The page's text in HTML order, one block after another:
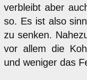
verbleibt aber
so. Es ist also
zu senken.
vor allem die
und weniger das